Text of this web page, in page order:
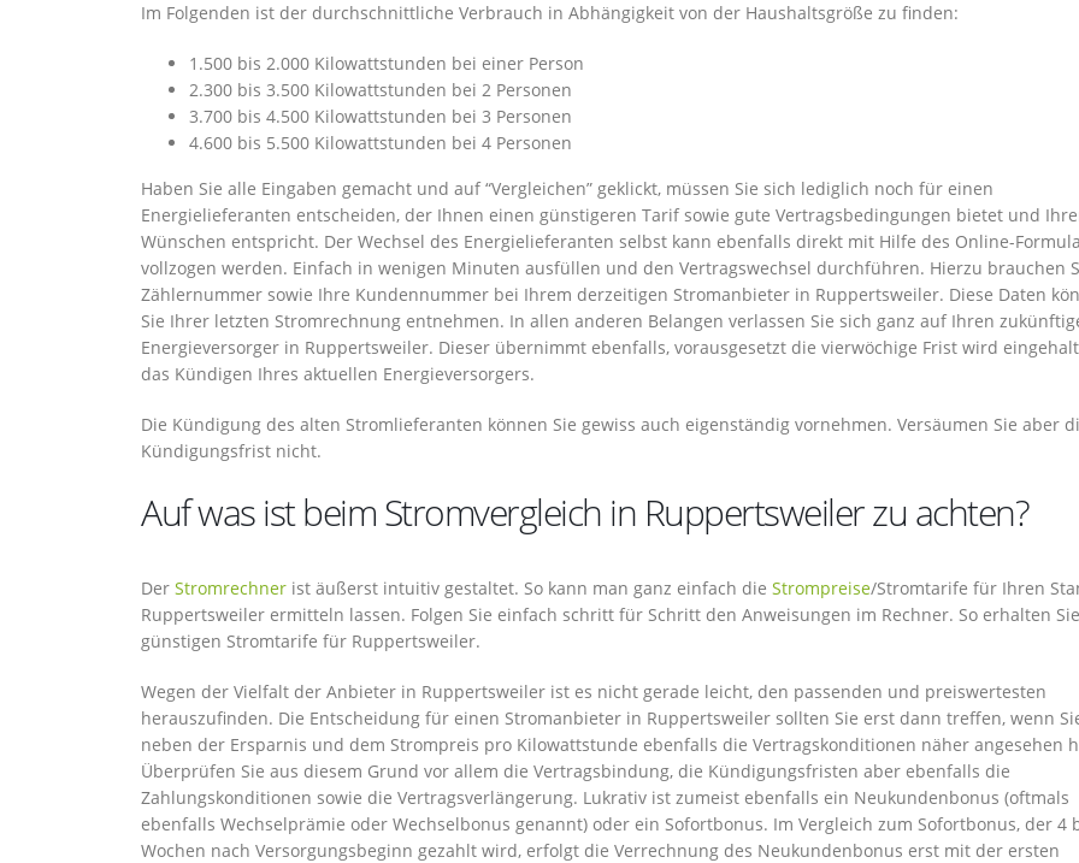
Im Folgenden ist der durchschnittliche Verbrauch in Abhängigkeit von der Haushaltsgröße zu finden:
1.500 bis 2.000 Kilowattstunden bei einer Person
2.300 bis 3.500 Kilowattstunden bei 2 Personen
3.700 bis 4.500 Kilowattstunden bei 3 Personen
4.600 bis 5.500 Kilowattstunden bei 4 Personen
Haben Sie alle Eingaben gemacht und auf “Vergleichen” geklickt, müssen Sie sich lediglich noch für einen
Energielieferanten entscheiden, der Ihnen einen günstigeren Tarif sowie gute Vertragsbedingungen bietet und
Wünschen entspricht. Der Wechsel des Energielieferanten selbst kann ebenfalls direkt mit Hilfe des Online-
vollzogen werden. Einfach in wenigen Minuten ausfüllen und den Vertragswechsel durchführen. Hierzu brauchen
Zählernummer sowie Ihre Kundennummer bei Ihrem derzeitigen Stromanbieter in Ruppertsweiler. Diese Daten
Sie Ihrer letzten Stromrechnung entnehmen. In allen anderen Belangen verlassen Sie sich ganz auf Ihren
Energieversorger in Ruppertsweiler. Dieser übernimmt ebenfalls, vorausgesetzt die vierwöchige Frist wird
das Kündigen Ihres aktuellen Energieversorgers.
Die Kündigung des alten Stromlieferanten können Sie gewiss auch eigenständig vornehmen. Versäumen Sie aber
Kündigungsfrist nicht.
Auf was ist beim Stromvergleich in Ruppertsweiler zu achten?
Der Stromrechner ist äußerst intuitiv gestaltet. So kann man ganz einfach die Strompreise/Stromtarife für Ihren
Ruppertsweiler ermitteln lassen. Folgen Sie einfach schritt für Schritt den Anweisungen im Rechner. So erhalten
günstigen Stromtarife für Ruppertsweiler.
Wegen der Vielfalt der Anbieter in Ruppertsweiler ist es nicht gerade leicht, den passenden und preiswertesten
herauszufinden. Die Entscheidung für einen Stromanbieter in Ruppertsweiler sollten Sie erst dann treffen, wenn
neben der Ersparnis und dem Strompreis pro Kilowattstunde ebenfalls die Vertragskonditionen näher angesehen
Überprüfen Sie aus diesem Grund vor allem die Vertragsbindung, die Kündigungsfristen aber ebenfalls die
Zahlungskonditionen sowie die Vertragsverlängerung. Lukrativ ist zumeist ebenfalls ein Neukundenbonus (oftmals
ebenfalls Wechselprämie oder Wechselbonus genannt) oder ein Sofortbonus. Im Vergleich zum Sofortbonus, der 4
Wochen nach Versorgungsbeginn gezahlt wird, erfolgt die Verrechnung des Neukundenbonus erst mit der ersten